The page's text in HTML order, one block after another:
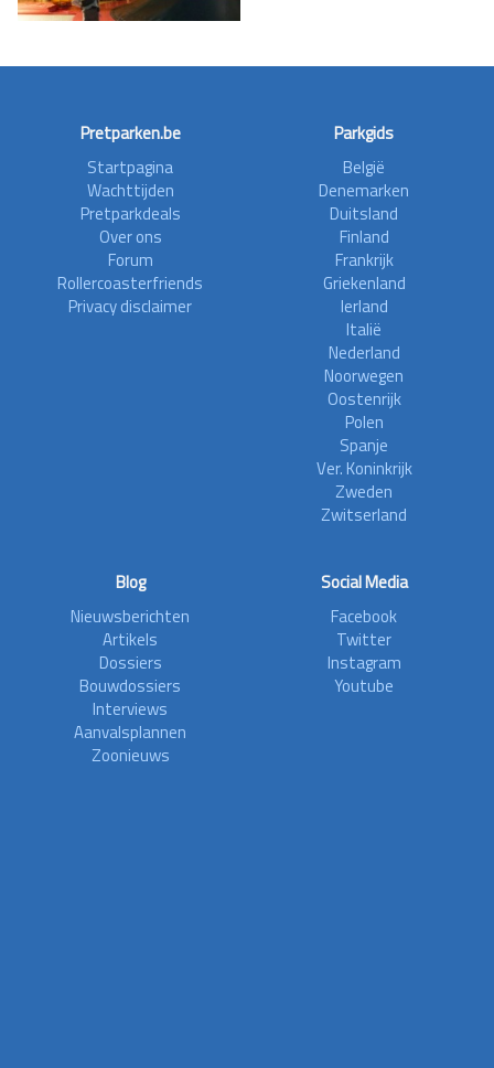
Pretparken.be
Startpagina
Wachttijden
Pretparkdeals
Over ons
Forum
Rollercoasterfriends
Privacy disclaimer
Parkgids
België
Denemarken
Duitsland
Finland
Frankrijk
Griekenland
Ierland
Italië
Nederland
Noorwegen
Oostenrijk
Polen
Spanje
Ver. Koninkrijk
Zweden
Zwitserland
Blog
Nieuwsberichten
Artikels
Dossiers
Bouwdossiers
Interviews
Aanvalsplannen
Zoonieuws
Social Media
Facebook
Twitter
Instagram
Youtube